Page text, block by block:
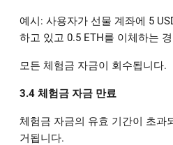
예시: 사용자가 선물 계좌에 5
하고 있고 0.5 ETH를 이체하는
모든 체험금 자금이 회수됩니다.
3.4 체험금 자금 만료
체험금 자금의 유효 기간이 초과
거됩니다.